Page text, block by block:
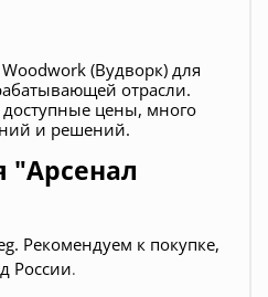
(Вудворк) для
отрасли.
цены, много
и решений.
"Арсенал
Рекомендуем к покупке,
России.